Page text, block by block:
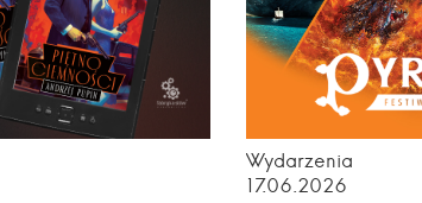
Wydarzenia
17.06.2026